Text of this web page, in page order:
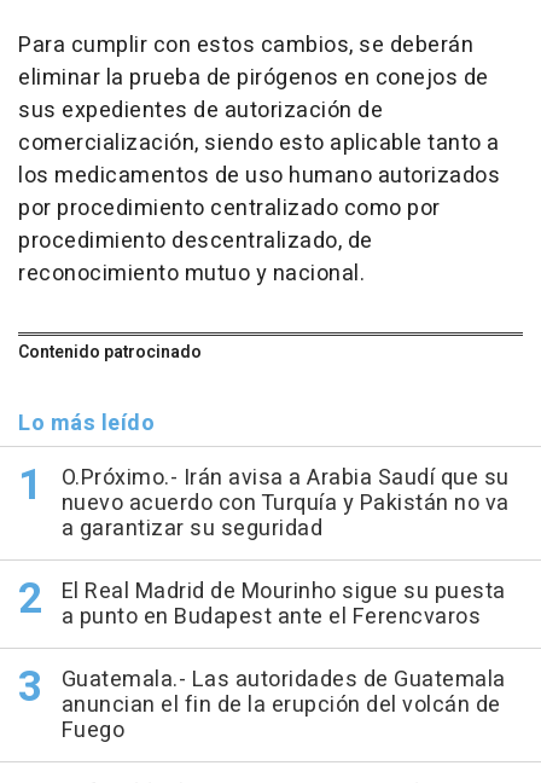
Para cumplir con estos cambios, se deberán
eliminar la prueba de pirógenos en conejos de
sus expedientes de autorización de
comercialización, siendo esto aplicable tanto a
los medicamentos de uso humano autorizados
por procedimiento centralizado como por
procedimiento descentralizado, de
reconocimiento mutuo y nacional.
Contenido patrocinado
Lo más leído
O.Próximo.- Irán avisa a Arabia Saudí que su
nuevo acuerdo con Turquía y Pakistán no va
a garantizar su seguridad
El Real Madrid de Mourinho sigue su puesta
a punto en Budapest ante el Ferencvaros
Guatemala.- Las autoridades de Guatemala
anuncian el fin de la erupción del volcán de
Fuego